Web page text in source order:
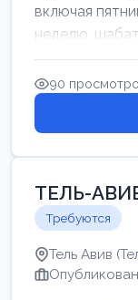
включая
неделю, шабат
90
ТЕЛЬ-
Требуются
Тель Авив